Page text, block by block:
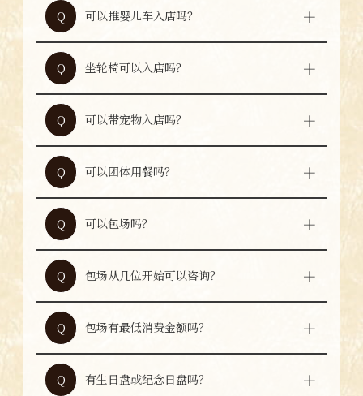
Q
可以推婴儿车入店吗？
A
可以推婴儿车入店。但前往店铺需要走楼梯，
请注意安全。
Q
坐轮椅可以入店吗？
A
可以入店，但前往店铺需要走楼梯。来店前建
议先咨询店铺。
Q
可以带宠物入店吗？
A
非常抱歉，店内不允许携带宠物。我们可根据
情况为您介绍附近可携带宠物的店铺。
Q
可以团体用餐吗？
A
Q
可以包场吗？
A
Q
包场从几位开始可以咨询？
A
Q
包场有最低消费金额吗？
A
没有固定的最低消费金额。请根据人数和使用
内容咨询本店。
Q
有生日盘或纪念日盘吗？